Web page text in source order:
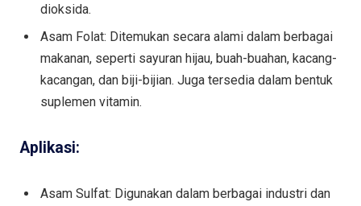
dioksida.
Asam Folat: Ditemukan secara alami dalam berbagai
makanan, seperti sayuran hijau, buah-buahan, kacang-
kacangan, dan biji-bijian. Juga tersedia dalam bentuk
suplemen vitamin.
Aplikasi:
Asam Sulfat: Digunakan dalam berbagai industri dan